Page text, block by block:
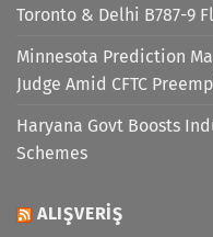
Toronto & Delhi B787-9
Minnesota Prediction
Judge Amid CFTC
Haryana Govt Boosts
Schemes
ALIŞVERIŞ